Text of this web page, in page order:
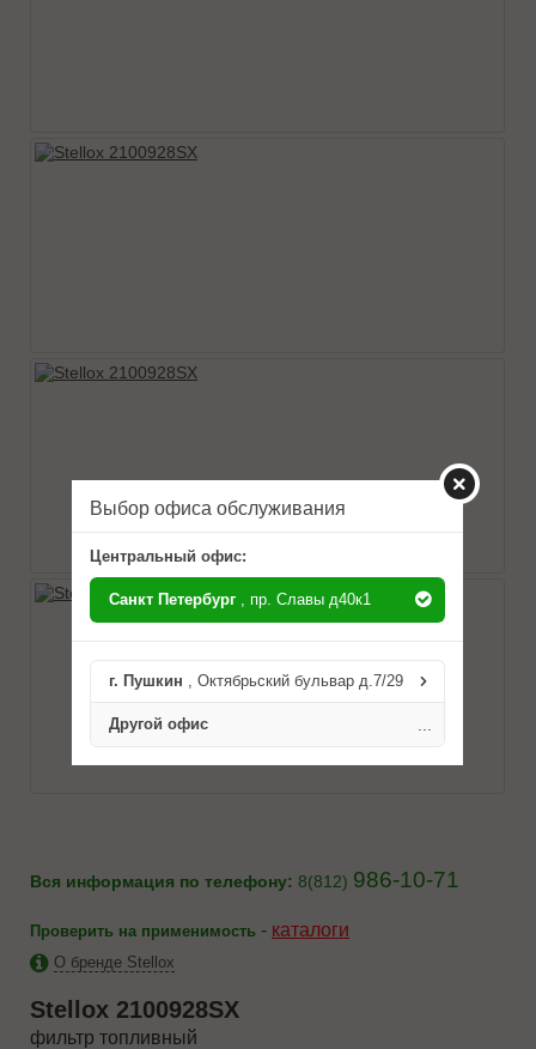
Вся информация по телефону: 8(812) 986-10-71
Проверить на применимость - каталоги
О бренде Stellox
Stellox 2100928SX
фильтр топливный
Выбор офиса обслуживания
Центральный офис:
Санкт Петербург , пр. Славы д40к1
г. Пушкин , Октябрьский бульвар д.7/29
Другой офис